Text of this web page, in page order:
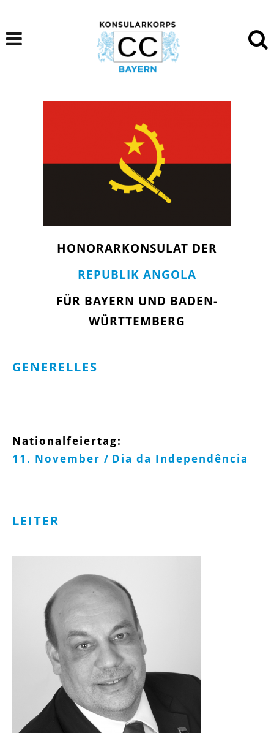
HONORARKONSULAT DER
REPUBLIK ANGOLA
FÜR BAYERN UND BADEN-
WÜRTTEMBERG
GENERELLES
Nationalfeiertag:
11. November / Dia da Independência
LEITER